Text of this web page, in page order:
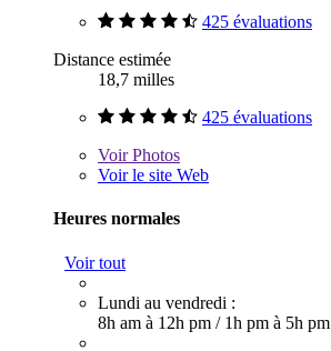
425 évaluations
Distance estimée
18,7 milles
425 évaluations
VoirPhotos
Voir le site Web
Heures normales
Voir tout
Lundi au vendredi :
8h am à 12h pm / 1h pm à 5h pm